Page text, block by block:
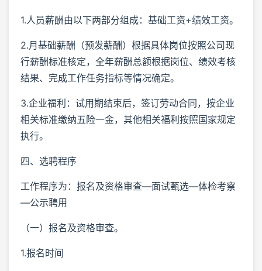
1.人员薪酬由以下两部分组成：基础工资+绩效工资。
2.月基础薪酬（预发薪酬）根据具体岗位按照公司现
行薪酬标准核定，全年薪酬总额根据岗位、绩效考核
结果、完成工作任务指标等情况确定。
3.企业福利：试用期结束后，签订劳动合同，按企业
相关标准缴纳五险一金，其他相关福利按照国家规定
执行。
四、选聘程序
工作程序为：报名及资格审查—面试甄选—体检考察
—公示聘用
（一）报名及资格审查。
1.报名时间